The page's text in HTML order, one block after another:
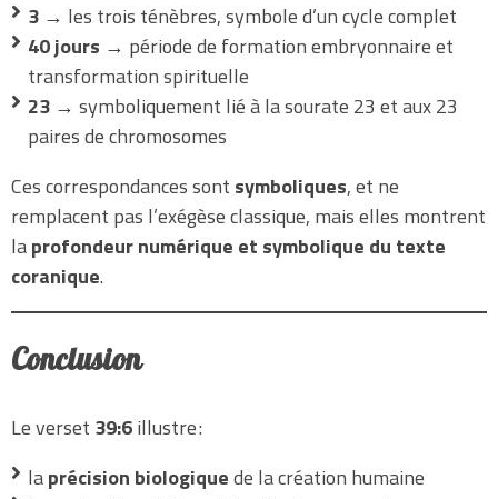
3 → les trois ténèbres, symbole d’un cycle complet
40 jours → période de formation embryonnaire et
transformation spirituelle
23 → symboliquement lié à la sourate 23 et aux 23
paires de chromosomes
Ces correspondances sont symboliques, et ne
remplacent pas l’exégèse classique, mais elles montrent
laprofondeur numérique et symbolique du texte
coranique.
Conclusion
Le verset 39:6illustre :
laprécision biologiquede la création humaine